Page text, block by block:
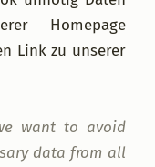
Homepage
Link zu unserer
want to avoid
data from all